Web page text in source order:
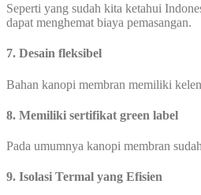
Seperti yang sudah kita ketahui
dapat menghemat biaya pemasangan.
7. Desain fleksibel
Bahan kanopi membran memiliki
8. Memiliki sertifikat green label
Pada umumnya kanopi membran
9. Isolasi Termal yang Efisien